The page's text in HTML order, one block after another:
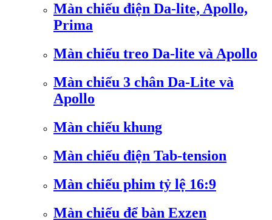
Màn chiếu điện Da-lite, Apollo,
Prima
Màn chiếu treo Da-lite và Apollo
Màn chiếu 3 chân Da-Lite và
Apollo
Màn chiếu khung
Màn chiếu điện Tab-tension
Màn chiếu phim tỷ lệ 16:9
Màn chiếu để bàn Exzen